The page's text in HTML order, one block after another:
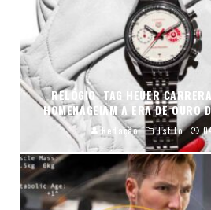
RELÓGIO: TAG HEUER
HOMENAGEIAM A ERA DE OURO
Redação Estilo